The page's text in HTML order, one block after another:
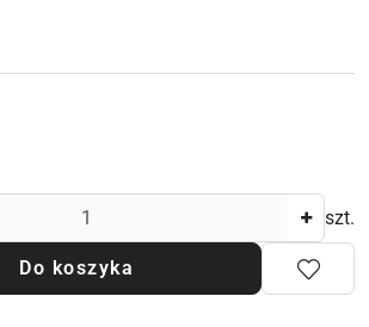
szt.
Do koszyka